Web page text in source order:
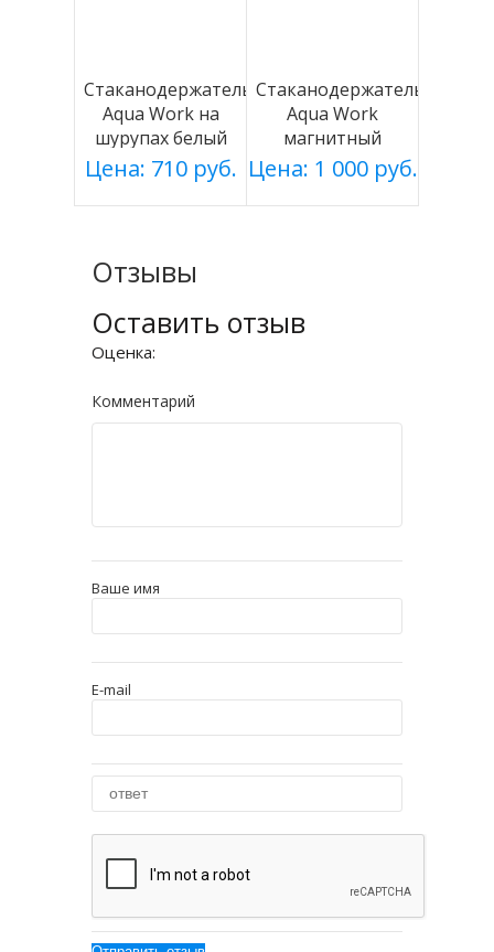
Стаканодержатель
Aqua Work на
шурупах белый
Цена: 710 руб.
Стаканодержатель
Aqua Work
магнитный
серебро
Цена: 1 000 руб.
Отзывы
Оставить отзыв
Оценка:
Комментарий
Ваше имя
E-mail